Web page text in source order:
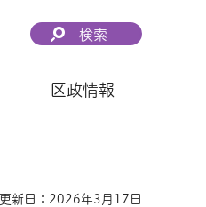
検索
区政情報
更新日：2026年3月17日